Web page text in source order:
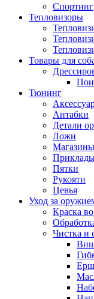
Спортинг
Тепловизоры
Товары для
Тюнинг
Антабки
Детали
Ложи
Магазины
Пятки
Рукояти
Цевья
Уход за
Краска
Чистка и